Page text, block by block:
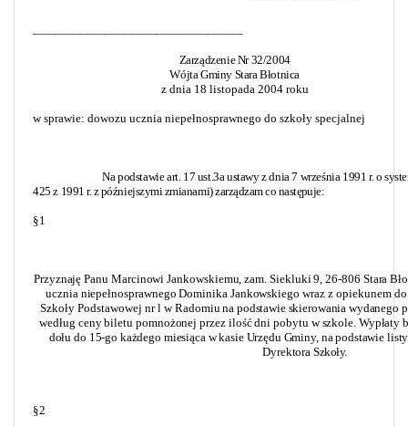
Zarządzenie Nr 32/2004
Wójta Gminy Stara Błotnica
z dnia 18 listopada 2004 roku
w sprawie: dowozu ucznia niepełnosprawnego do szkoły specjalnej
Na podstawie art. 17 ust.3a ustawy z dnia 7 września 1991 r. o
425 z 1991 r. z późniejszymi zmianami) zarządzam conastępuje:
§ 1
Przyznaję Panu Marcinowi Jankowskiemu, zam. Siekluki 9, 26-806 Stara
ucznia niepełnosprawnego Dominika Jankowskiego wraz z opiekunem
Szkoły Podstawowej nr l wRadomiu na podstawie skierowania wydanego
według ceny biletu pomnożonej przez ilość dni pobytu w szkole. Wypłaty
dołu do 15-go każdego miesiąca w kasie Urzędu Gminy, na podstawie
Dyrektora Szkoły.
§2